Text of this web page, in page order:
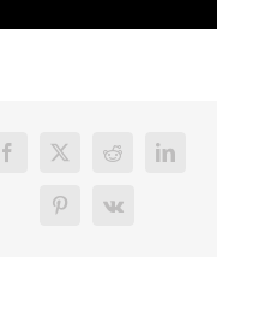
Facebook
X Reddit LinkedIn
Pinterest
Vk